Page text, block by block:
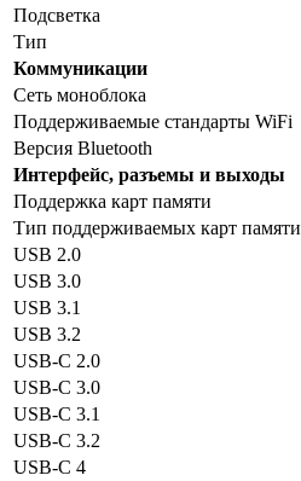
Подсветка
Тип
Коммуникации
Сеть моноблока
Поддерживаемые стандарты WiFi
Версия Bluetooth
Интерфейс, разъемы и выходы
Поддержка карт памяти
Тип поддерживаемых карт памяти
USB 2.0
USB 3.0
USB 3.1
USB 3.2
USB-C 2.0
USB-C 3.0
USB-C 3.1
USB-C 3.2
USB-C 4